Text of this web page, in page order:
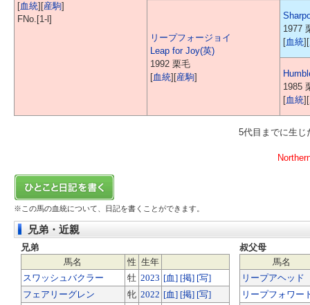
[血統][産駒]
FNo.[1-l]
リープフォージョイ
Leap for Joy(英)
1992 栗毛
[血統][産駒]
1977
[血統][
1985
[血統][
5代目までに生
※この馬の血統について、日記を書くことができます。
兄弟・近親
兄弟
馬名
性 生年
スワッシュバクラー
牡 2023 [血] [掲] [写]
フェアリーグレン
牝 2022 [血] [掲] [写]
叔父母
馬名
リープアヘッド
リープフォワー